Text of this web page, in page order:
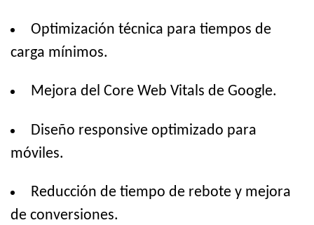
Optimización técnica para tiempos de
carga mínimos.
Mejora del Core Web Vitals de Google.
Diseño responsive optimizado para
móviles.
Reducción de tiempo de rebote y mejora
de conversiones.